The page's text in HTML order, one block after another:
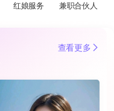
红娘服务 兼职合伙人
查看更多